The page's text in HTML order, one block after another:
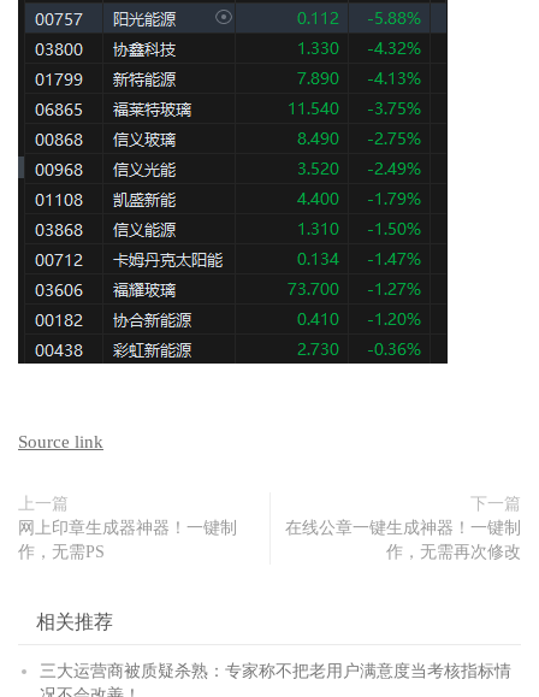
Source link
上一篇
网上印章生成器神器！一键制
作，无需PS
下一篇
在线公章一键生成神器！一键制
作，无需再次修改
相关推荐
三大运营商被质疑杀熟：专家称不把老用户满意度当考核指标情